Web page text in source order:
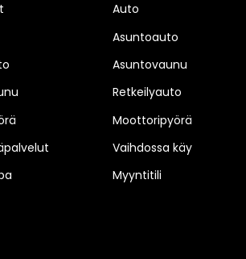
Auto
Asuntoauto
Asuntovaunu
Retkeilyauto
Moottoripyörä
Vaihdossa käy
Myyntitili